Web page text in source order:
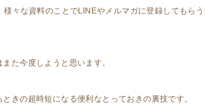
様々な資料のことでLINEやメルマガに登録してもら
た今度しようと思います。
きの超時短になる便利なとっておきの裏技です。